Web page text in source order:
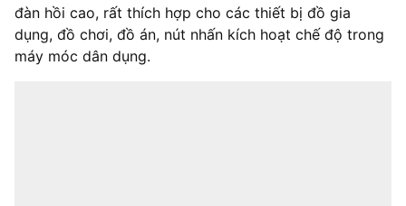
đàn hồi cao, rất thích hợp cho các thiết bị đồ gia
dụng, đồ chơi, đồ án, nút nhấn kích hoạt chế độ trong
máy móc dân dụng.